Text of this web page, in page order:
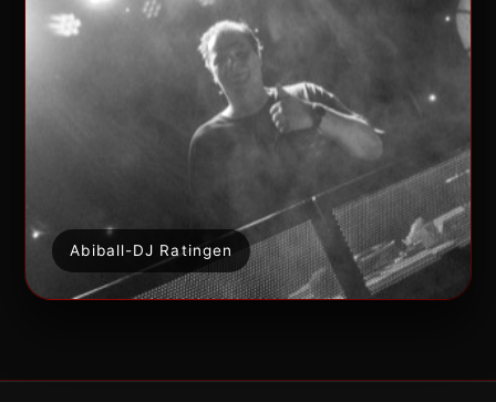
Abiball-DJ Ratingen